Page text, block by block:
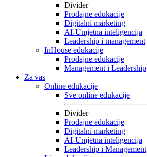
Divider
Prodajne edukacije
Digitalni marketing
AI-Umjetna inteligencija
Leadership i management
InHouse edukacije
Prodajne edukacije
Management i Leadership
Za vas
Online edukacije
Sve online edukacije
Divider
Prodajne edukacije
Digitalni marketing
AI-Umjetna inteligencija
Leadership i Management